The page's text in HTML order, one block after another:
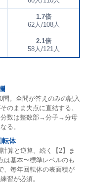
1.7倍
62人/108人
2.1倍
58人/121人
。全問が答えのみの記入
のまま失点に直結する。
分数は整数部→分子→分母
る。
転体
算と逆算。続く【2】ま
は基本〜標準レベルのも
、毎年回転体の表面積が
習が必須。